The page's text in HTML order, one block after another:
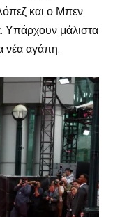
και ο Μπεν
Υπάρχουν μάλιστα
νέα αγάπη.